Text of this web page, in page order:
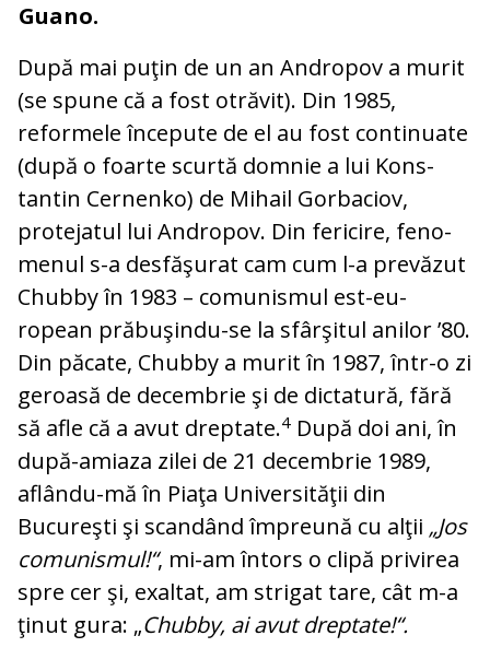
Guano.
După mai puţin de un an Andropov a m­urit
(se spune că a fost otrăvit). Din 1985,
reformele începute de el au fost con­ti­nua­te
(după o foarte scurtă domnie a lui Kons­
tantin Cernenko) de Mihail Gorbaciov,
protejatul lui Andropov. Din fericire, fe­no­
menul s-a desfăşurat cam cum l-a pre­vă­zut
Chubby în 1983 – comunismul est-eu­
ropean prăbuşindu-se la sfârşitul anilor ’80.
Din păcate, Chubby a murit în 1987, într-o zi
geroasă de decembrie şi de dictatură, fă­ră
să afle că a avut dreptate.4 După doi ani, în
după-amiaza zilei de 21 decembrie 1989,
aflându-mă în Piaţa Universităţii din
Bucureşti şi scandând împreună cu al­ţii „Jos
comunismul!“, mi-am întors o cli­pă privirea
spre cer şi, exaltat, am strigat tare, cât m-a
ţinut gura: „Chubby, ai avutdreptate!“.